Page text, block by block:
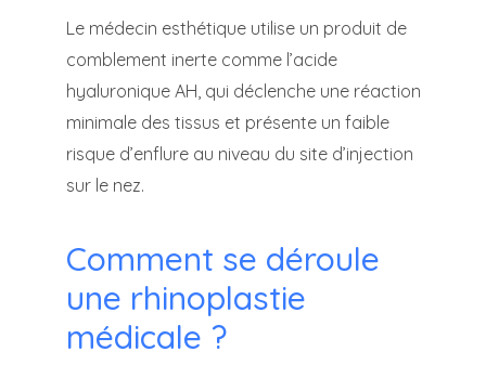
Le médecin esthétique utilise un produit de
comblement inerte comme l’acide
hyaluronique AH, qui déclenche une réaction
minimale des tissus et présente un faible
risque d’enflure au niveau du site d’injection
sur le nez.
Comment se déroule
une rhinoplastie
médicale ?